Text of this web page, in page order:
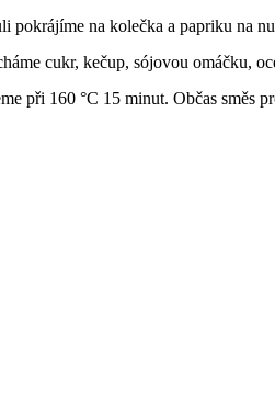
pokrájíme na kolečka a papriku na
cukr, kečup, sójovou omáčku,
při 160 °C 15 minut. Občas směs